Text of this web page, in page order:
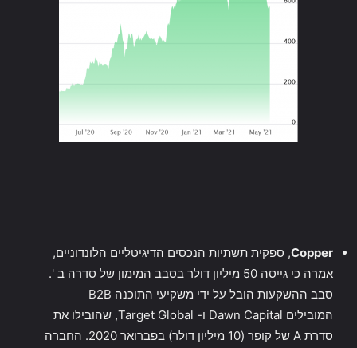
Copper, ספקית תשתיות הנכסים הדיגיטליים הלונדוניים,
אמרה כי גייסה 50 מיליון דולר בסבב המימון של סדרה ב '.
סבב ההשקעות הובל על ידי משקיעי התוכנה B2B
המובילים Dawn Capital ו- Target Global, שהובילו את
סדרת A של קופר (10 מיליון דולר) בפברואר 2020. החברה